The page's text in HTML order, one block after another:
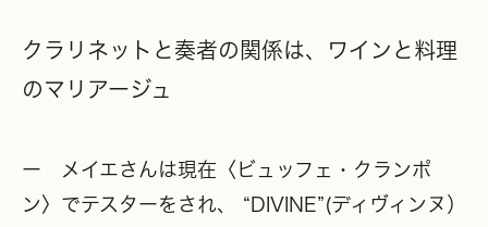
クラリネットと奏者の関係は、ワインと料理
のマリアージュ
ー メイエさんは現在〈ビュッフェ・クランポ
ン〉でテスターをされ、 “DIVINE”(ディヴィンヌ）